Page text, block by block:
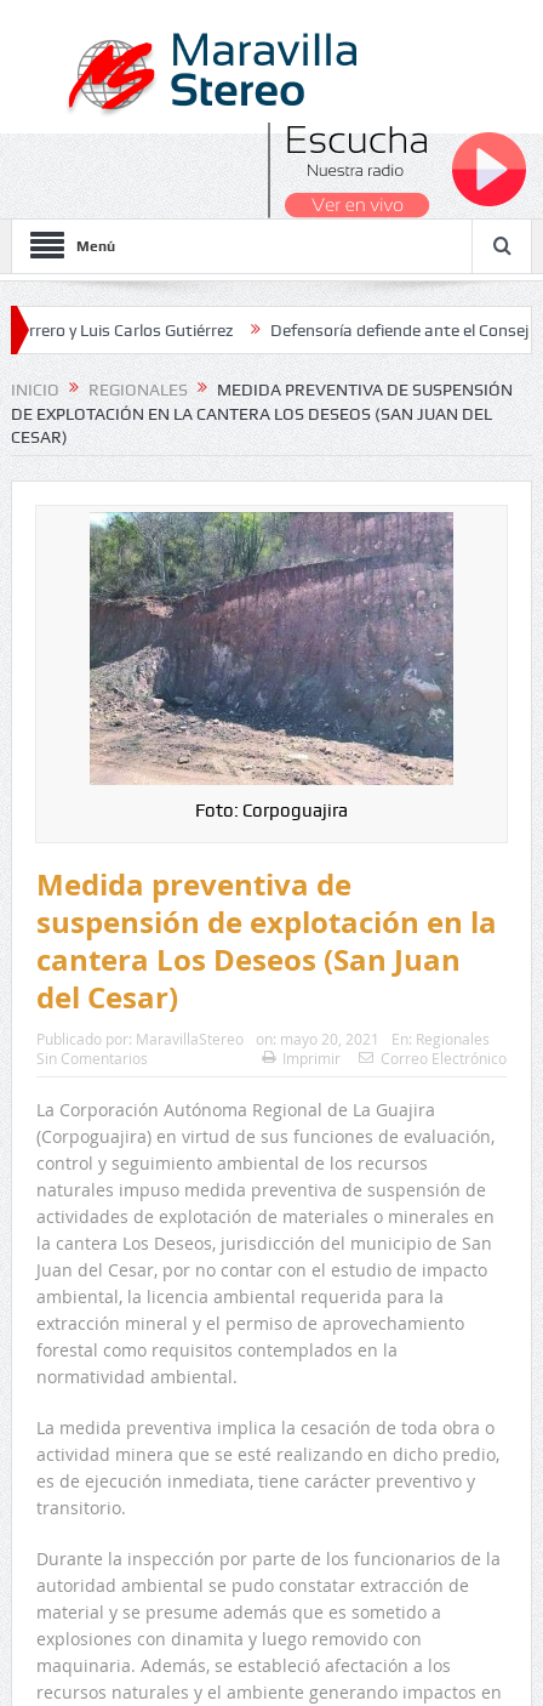
Menú
Carlos Gutiérrez Defensoría defiende ante el Consejo de
Nacionales 2026
INICIO REGIONALES
MEDIDA PREVENTIVA DE SUSPENSIÓN
DE EXPLOTACIÓN EN LA CANTERA LOS DESEOS (SAN JUAN DEL
CESAR)
Foto: Corpoguajira
Medida preventiva de
suspensión de explotación en la
cantera Los Deseos (San Juan
del Cesar)
Publicado por: MaravillaStereo on: mayo 20, 2021 En: Regionales
Sin Comentarios
Imprimir Correo Electrónico
La Corporación Autónoma Regional de La Guajira
(Corpoguajira) en virtud de sus funciones de evaluación,
control y seguimiento ambiental de los recursos
naturales impuso medida preventiva de suspensión de
actividades de explotación de materiales o minerales en
la cantera Los Deseos, jurisdicción del municipio de San
Juan del Cesar, por no contar con el estudio de impacto
ambiental, la licencia ambiental requerida para la
extracción mineral y el permiso de aprovechamiento
forestal como requisitos contemplados en la
normatividad ambiental.
La medida preventiva implica la cesación de toda obra o
actividad minera que se esté realizando en dicho predio,
es de ejecución inmediata, tiene carácter preventivo y
transitorio.
Durante la inspección por parte de los funcionarios de la
autoridad ambiental se pudo constatar extracción de
material y se presume además que es sometido a
explosiones con dinamita y luego removido con
maquinaria. Además, se estableció afectación a los
recursos naturales y el ambiente generando impactos en